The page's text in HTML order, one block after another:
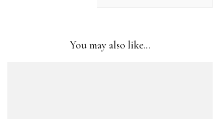
You may also like...